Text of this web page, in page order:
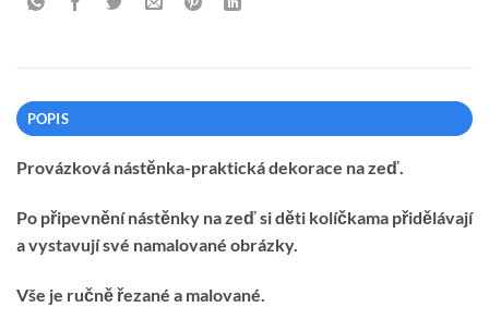
POPIS
Provázková nástěnka-praktická dekorace na zeď.
Po připevnění nástěnky na zeď si děti kolíčkama přidělávají
a vystavují své namalované obrázky.
Vše je ručně řezané a malované.